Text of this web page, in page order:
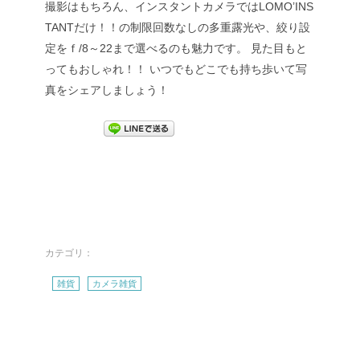
撮影はもちろん、インスタントカメラではLOMO’INS
TANTだけ！！の制限回数なしの多重露光や、絞り設
定をｆ/8～22まで選べるのも魅力です。
見た目もと
ってもおしゃれ！！
いつでもどこでも持ち歩いて写
真をシェアしましょう！
カテゴリ：
雑貨 カメラ雑貨